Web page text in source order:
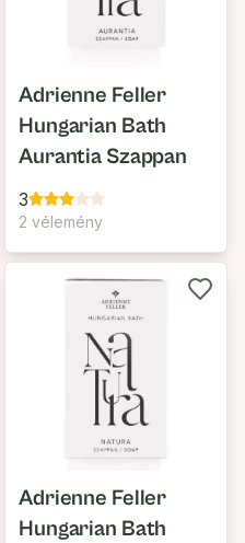
Adrienne Feller
Hungarian Bath
Aurantia Szappan
3
2 vélemény
Adrienne Feller
Hungarian Bath